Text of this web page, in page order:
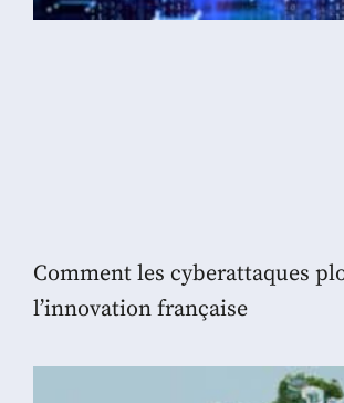
Comment les cyberattaques
l’innovation française